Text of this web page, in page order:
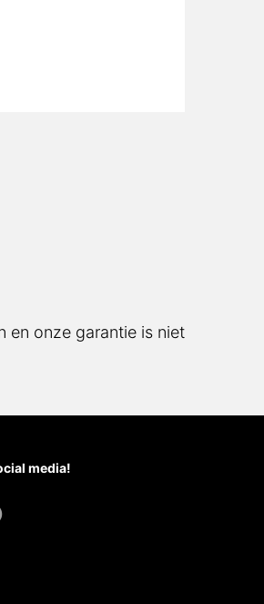
en onze garantie is niet
media!